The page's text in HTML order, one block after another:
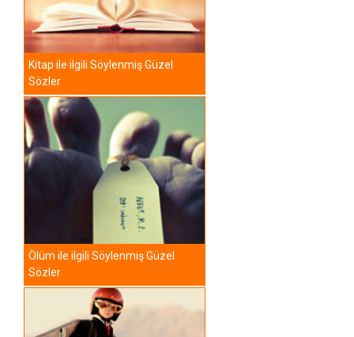
Kitap ile ilgili Söylenmiş Güzel
Sözler
Ölüm ile ilgili Söylenmiş Güzel
Sözler